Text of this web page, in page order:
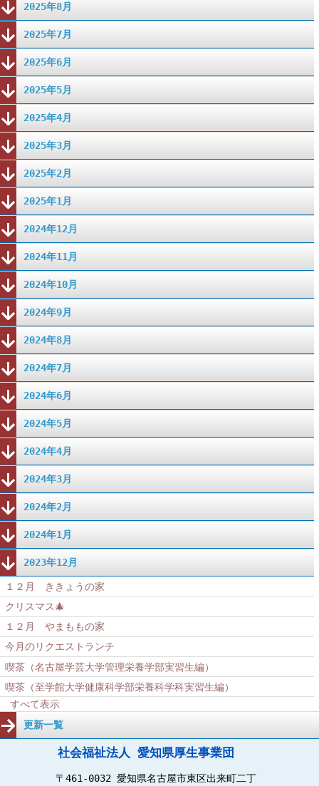
2025年8月
2025年7月
2025年6月
2025年5月
2025年4月
2025年3月
2025年2月
2025年1月
2024年12月
2024年11月
2024年10月
2024年9月
2024年8月
2024年7月
2024年6月
2024年5月
2024年4月
2024年3月
2024年2月
2024年1月
2023年12月
１２月 ききょうの家
クリスマス🎄
１２月 やまももの家
今月のリクエストランチ
喫茶（名古屋学芸大学管理栄養学部実習生編）
喫茶（至学館大学健康科学部栄養科学科実習生編）
すべて表示
更新一覧
社会福祉法人 愛知県厚生事業団
〒461-0032 愛知県名古屋市東区出来町二丁